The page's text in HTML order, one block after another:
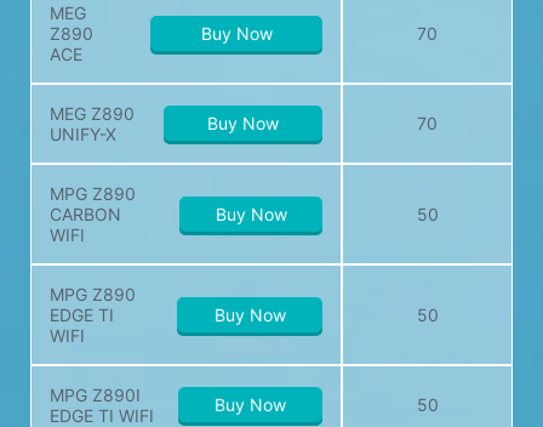
MEG
Z890
ACE
Buy Now 70
MEG Z890
UNIFY-X
Buy Now 70
MPG Z890
CARBON
WIFI
Buy Now 50
MPG Z890
EDGE TI
WIFI
Buy Now 50
MPG Z890I
EDGE TI WIFI
Buy Now 50